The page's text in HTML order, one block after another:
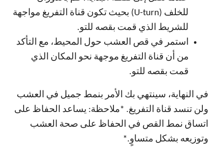
للخلف (U-turn) بحيث تكون قناة التفريغ مواجهة
للشريط الذي قمت بقصه للتو.
استمر في قص العشب حول المحيط، مع التأكد
من أن قناة التفريغ موجهة نحو المكان الذي
قمت بقصه للتو.
في النهاية، سينتهي بك الأمر بنمط جميل في العشب
ولن تنسد قناة التفريغ. *ملاحظة: يساعد الحفاظ على
اتساق نمط القص في الحفاظ على صحة العشب
وتوزيعه بشكل متساوٍ.*